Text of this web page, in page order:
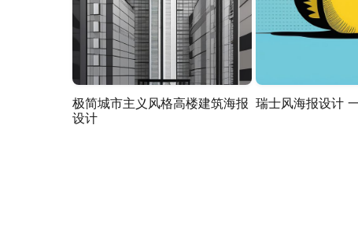
极简城市主义风格高楼建筑海报
设计
瑞士风海报设计